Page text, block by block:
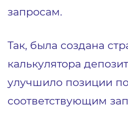
запросам.
Так, была создана
калькулятора
улучшило позиции
соответствующим